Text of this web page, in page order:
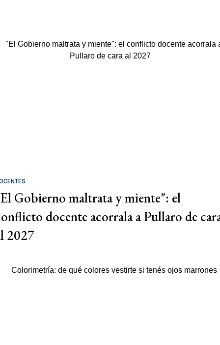
Gobierno maltrata y miente": el
docente acorrala a Pullaro de
2027